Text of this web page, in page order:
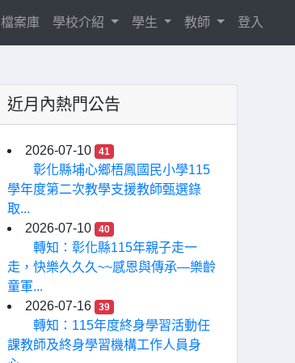
檔案庫 學校介紹 學生 教師 登入
近月內熱門公告
2026-07-10 41
彰化縣埔心鄉梧鳳國民小學115
學年度第二次教學支援教師甄選錄
取...
2026-07-10
40
轉知：彰化縣115年親子走一
走，快樂久久久~~感恩與傳承—樂齡
童軍...
2026-07-16
39
轉知：115年度終身學習活動任
課教師及終身學習機構工作人員身